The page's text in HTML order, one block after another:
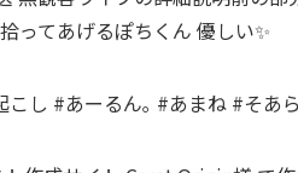
ってあげるぽちくん 優しい✨
こし #あーるん｡ #あまね #そあ